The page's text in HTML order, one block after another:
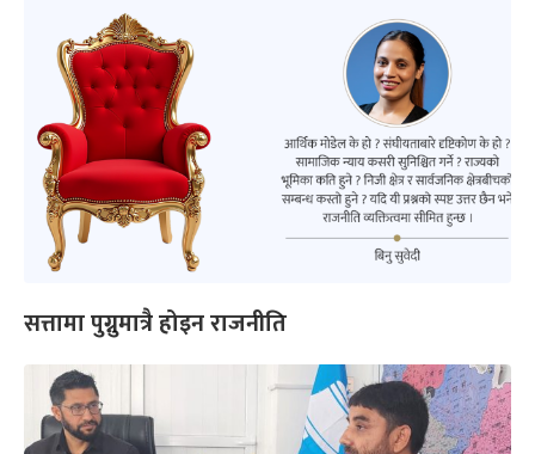
सत्तामा पुग्नुमात्रै होइन राजनीति